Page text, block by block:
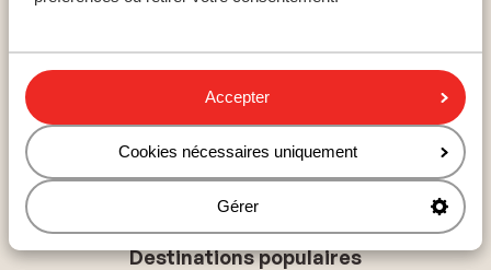
Accepter
Cookies nécessaires uniquement
Gérer
Régions populaires
Mer Rouge
Lanzarote
Golfe d'Hammamet
Destinations populaires